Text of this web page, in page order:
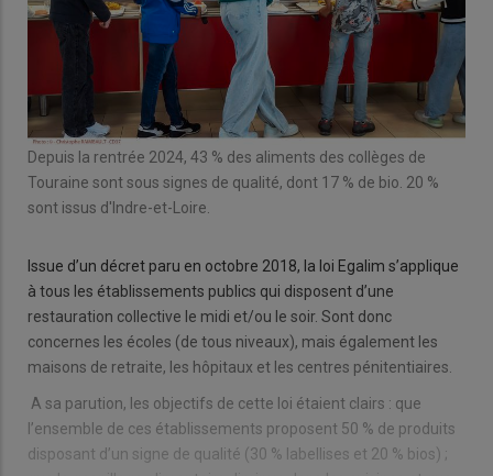
Depuis la rentrée 2024, 43 % des aliments des collèges de
Touraine sont sous signes de qualité, dont 17 % de bio. 20 %
sont issus d'Indre-et-Loire.
Issue d’un décret paru en octobre 2018, la loi Egalim s’applique
à tous les établissements publics qui disposent d’une
restauration collective le midi et/ou le soir. Sont donc
concernes les écoles (de tous niveaux), mais également les
maisons de retraite, les hôpitaux et les centres pénitentiaires.
A sa parution, les objectifs de cette loi étaient clairs : que
l’ensemble de ces établissements proposent 50 % de produits
disposant d’un signe de qualité (30 % labellises et 20 % bios) ;